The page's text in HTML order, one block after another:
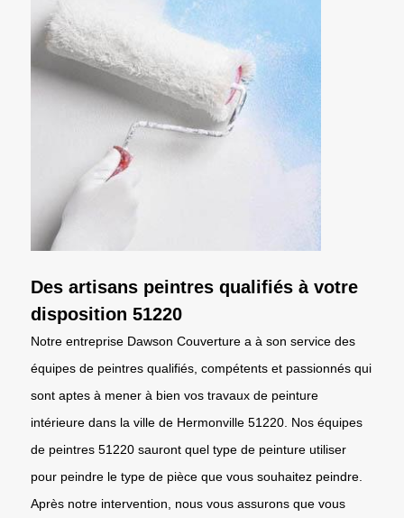
Des artisans peintres qualifiés à votre
disposition 51220
Notre entreprise Dawson Couverture a à son service des
équipes de peintres qualifiés, compétents et passionnés qui
sont aptes à mener à bien vos travaux de peinture
intérieure dans la ville de Hermonville 51220. Nos équipes
de peintres 51220 sauront quel type de peinture utiliser
pour peindre le type de pièce que vous souhaitez peindre.
Après notre intervention, nous vous assurons que vous